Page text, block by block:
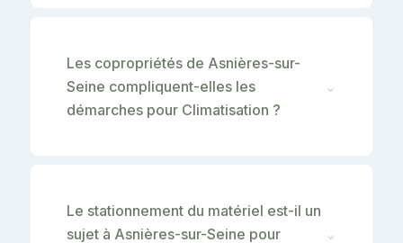
Les copropriétés de Asnières-sur-
Seine compliquent-elles les
démarches pour Climatisation ?
⌄
Le stationnement du matériel est-il un
sujet à Asnières-sur-Seine pour
⌄